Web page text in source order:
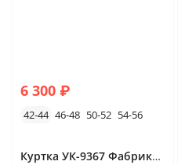
6 300 ₽
42-44 46-48 50-52 54-56
Куртка УК-9367 Фабрика Моды